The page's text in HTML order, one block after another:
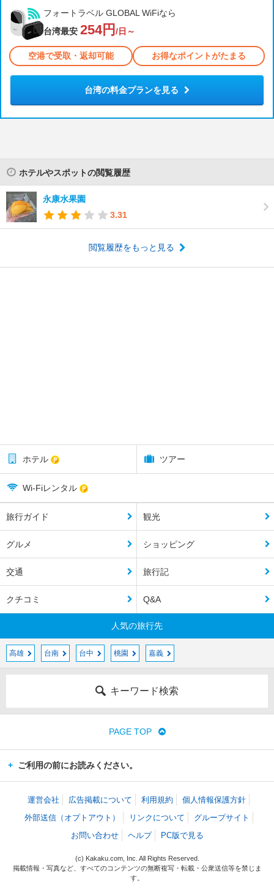
フォートラベル GLOBAL WiFiなら
台湾最安 254円 /日～
空港で受取・返却可能 お得なポイントがたまる
台湾の料金プランを見る
ホテルやスポットの閲覧履歴
永康水果園
3.31
閲覧履歴をもっと見る
ホテル ツアー
Wi-Fiレンタル
旅行ガイド 観光
グルメ ショッピング
交通 旅行記
クチコミ Q&A
人気の旅行先
高雄 台南 台中 桃園 嘉義
キーワード検索
PAGE TOP
ご利用の前にお読みください。
運営会社 広告掲載について 利用規約
個人情報保護方針
外部送信（オプトアウト）
リンクについて
グループサイト
お問い合わせ
ヘルプ PC版で見る
(c) Kakaku.com, Inc. All Rights Reserved.
掲載情報・写真など、すべてのコンテンツの無断複写・転載・公衆送信等を禁じま
す。